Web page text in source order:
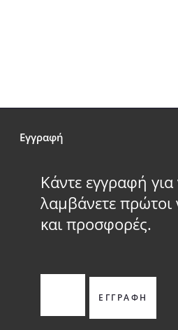
Εγγραφή
Κάντε εγγραφή για
λαμβάνετε πρώτοι
και προσφορές.